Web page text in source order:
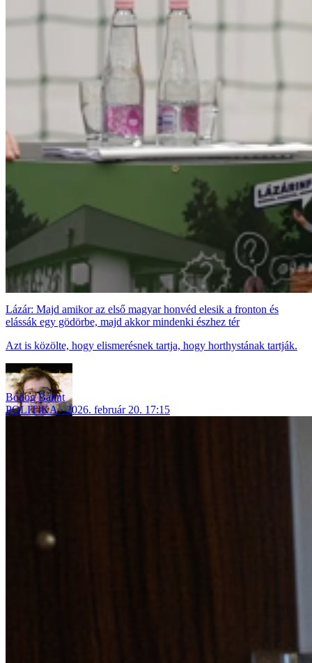
Lázár: Majd amikor az első magyar honvéd elesik a fronton és
elássák egy gödörbe, majd akkor mindenki észhez tér
Azt is közölte, hogy elismerésnek tartja, hogy horthystának tartják.
Bódog Bálint
POLITIKA
2026. február 20. 17:15